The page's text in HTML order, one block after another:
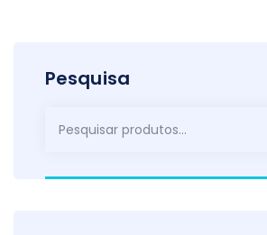
Pesquisa
Pesquisar